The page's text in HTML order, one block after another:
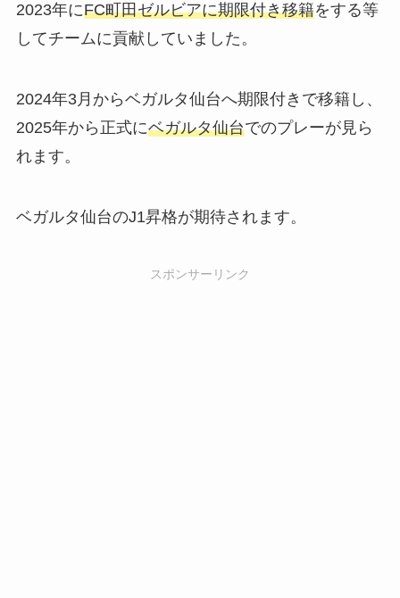
2023年にFC町田ゼルビアに期限付き移籍をする等
してチームに貢献していました。
2024年3月からベガルタ仙台へ期限付きで移籍し、
2025年から正式にベガルタ仙台でのプレーが見ら
れます。
ベガルタ仙台のJ1昇格が期待されます。
スポンサーリンク